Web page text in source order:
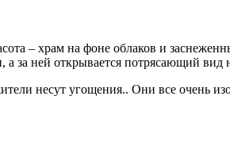
– храм на фоне облаков и
а за ней открывается потрясающий
несут угощения.. Они все очень